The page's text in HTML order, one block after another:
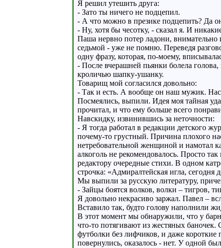
Я решил утешить друга:
- Зато ты ничего не подцепил.
- А что можно в презике подцепить? Да
- Ну, хотя бы чесотку, - сказал я. И
Паша нервно потер ладони,
седьмой - уже не помню. Переведя
одну фразу, которая, по-моему,
- После вчерашней пьянки болела голова,
кроличью шапку-ушанку.
Товарищ мой согласился довольно:
- Так и есть. А вообще он наш мужик.
Посмеялись, выпили. Идея моя тайная
прочитал, и что ему больше всего
Навскидку, извинившись за неточности:
- Я тогда работал в редакции детского
почему-то грустный. Причина плохого
нетребовательной женщиной и намотал
алкоголь не рекомендовалось. Просто
редактору очередные стихи. В одном
строчка: «Адмиралтейская игла, сегодня
Мы выпили за русскую литературу,
- Зайцы боятся волков, волки – тигров,
Я довольно некрасиво заржал. Павел –
Вставило так, будто голову наполнили
В этот момент мы обнаружили, что у
что-то потягивают из жестяных
футболки без лифчиков, и даже
повернулись, оказалось - нет. У одной